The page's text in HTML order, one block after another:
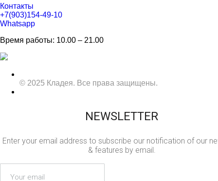
Контакты
+7(903)154-49-10
Whatsapp
Время работы: 10.00 – 21.00
© 2025 Кладея. Все права защищены.
NEWSLETTER
Enter your email address to subscribe our notification of our
& features by email.